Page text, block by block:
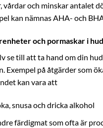
vårdar och minskar antalet
kan nämnas AHA- och
och pormaskar i
se till att ta hand om din
Exempel på åtgärder som
kan vara att
snusa och dricka alkohol
färdigmat som ofta är